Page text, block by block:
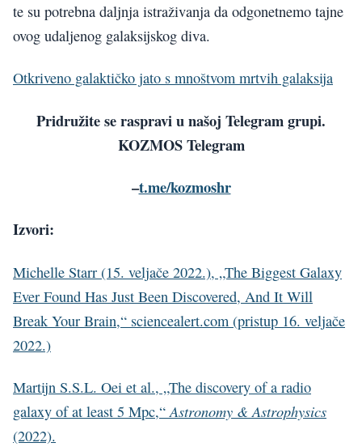
te su potrebna daljnja istraživanja da odgonetnemo tajne
ovog udaljenog galaksijskog diva.
Otkriveno galaktičko jato s mnoštvom mrtvih galaksija
Pridružite se raspravi u našoj Telegram grupi.
KOZMOS Telegram
–t.me/kozmoshr
Izvori:
Michelle Starr (15. veljače 2022.), „The Biggest Galaxy
Ever Found Has Just Been Discovered, And It Will
Break Your Brain,“ sciencealert.com (pristup 16. veljače
2022.)
Martijn S.S.L. Oei et al., „The discovery of a radio
galaxy of at least 5 Mpc,“Astronomy & Astrophysics
(2022).